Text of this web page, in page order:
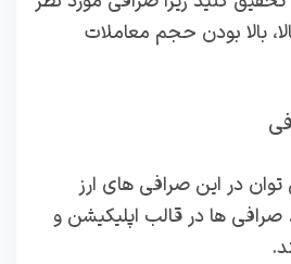
بالا بودن حجم معاملات
در این صرافی های ارز
ها در قالب اپلیکیشن و